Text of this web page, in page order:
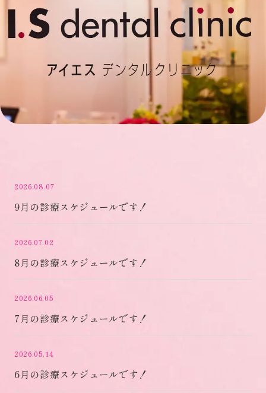
2026.08.07
9月の診療スケジュールです！
2026.07.02
8月の診療スケジュールです！
2026.06.05
7月の診療スケジュールです！
2026.05.14
6月の診療スケジュールです！